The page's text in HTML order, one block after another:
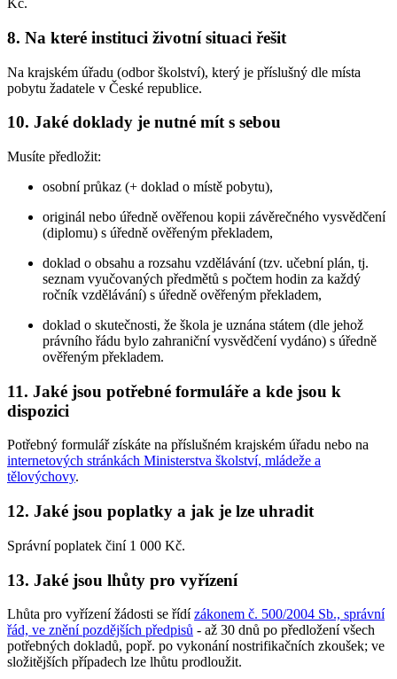
Kč.
8. Na které instituci životní situaci řešit
Na krajském úřadu (odbor školství), který je příslušný dle místa
pobytu žadatele v České republice.
10. Jaké doklady je nutné mít s sebou
Musíte předložit:
osobní průkaz (+ doklad o místě pobytu),
originál nebo úředně ověřenou kopii závěrečného vysvědčení
(diplomu) s úředně ověřeným překladem,
doklad o obsahu a rozsahu vzdělávání (tzv. učební plán, tj.
seznam vyučovaných předmětů s počtem hodin za každý
ročník vzdělávání) s úředně ověřeným překladem,
doklad o skutečnosti, že škola je uznána státem (dle jehož
právního řádu bylo zahraniční vysvědčení vydáno) s úředně
ověřeným překladem.
11. Jaké jsou potřebné formuláře a kde jsou k
dispozici
Potřebný formulář získáte na příslušném krajském úřadu nebo na
internetových stránkách Ministerstva školství, mládeže a
tělovýchovy.
12. Jaké jsou poplatky a jak je lze uhradit
Správní poplatek činí 1 000 Kč.
13. Jaké jsou lhůty pro vyřízení
Lhůta pro vyřízení žádosti se řídízákonem č. 500/2004 Sb., správní
řád, ve znění pozdějších předpisů - až 30 dnů po předložení všech
potřebných dokladů, popř. po vykonání nostrifikačních zkoušek; ve
složitějších případech lze lhůtu prodloužit.